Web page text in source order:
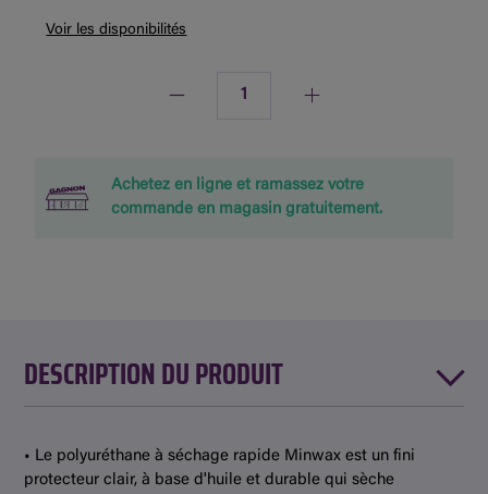
Voir les disponibilités
Achetez en ligne et ramassez votre
commande en magasin gratuitement.
DESCRIPTION DU PRODUIT
• Le polyuréthane à séchage rapide Minwax est un fini
protecteur clair, à base d'huile et durable qui sèche